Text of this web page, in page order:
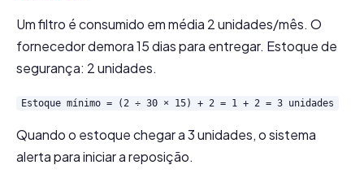
Um filtro é consumido em média 2 unidades/mês. O
fornecedor demora 15 dias para entregar. Estoque de
segurança: 2 unidades.
Estoque mínimo = (2 ÷ 30 × 15) + 2 = 1 + 2 = 3 unidades
Quando o estoque chegar a 3 unidades, o sistema
alerta para iniciar a reposição.